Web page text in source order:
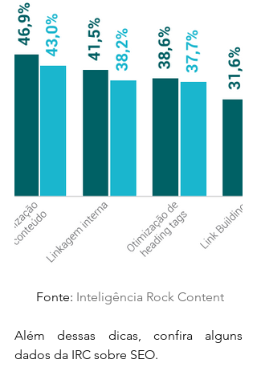
Fonte: Inteligência Rock Content
Além dessas dicas, confira alguns
dados da IRC sobre SEO.